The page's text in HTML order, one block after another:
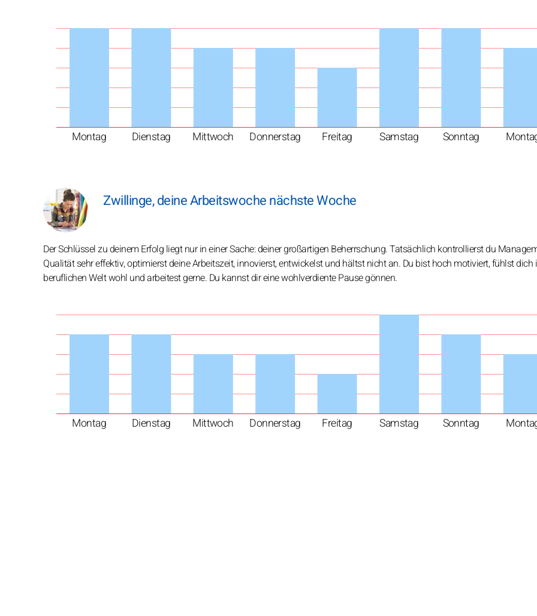
Montag Dienstag Mittwoch Donnerstag Freitag Samstag Sonntag
Zwillinge, deine Arbeitswoche nächste Woche
Montag Dienstag Mittwoch Donnerstag Freitag Samstag Sonntag
Der Schlüssel zu deinem Erfolg liegt nur in einer Sache: deiner großartigen Beherrschung. Tatsächlich kontrollierst du
Qualität sehr effektiv, optimierst deine Arbeitszeit, innovierst, entwickelst und hältst nicht an. Du bist hoch motiviert, fühlst dich
beruflichen Welt wohl und arbeitest gerne. Du kannst dir eine wohlverdiente Pause gönnen.